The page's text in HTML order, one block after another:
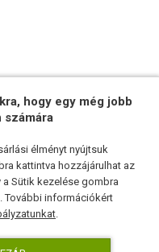
hogy egy még jobb
élményt nyújtsuk
kattintva hozzájárulhat az
Sütik kezelése gombra
További információkért
.